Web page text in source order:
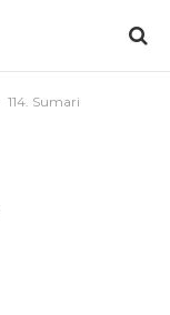
114. Sumari